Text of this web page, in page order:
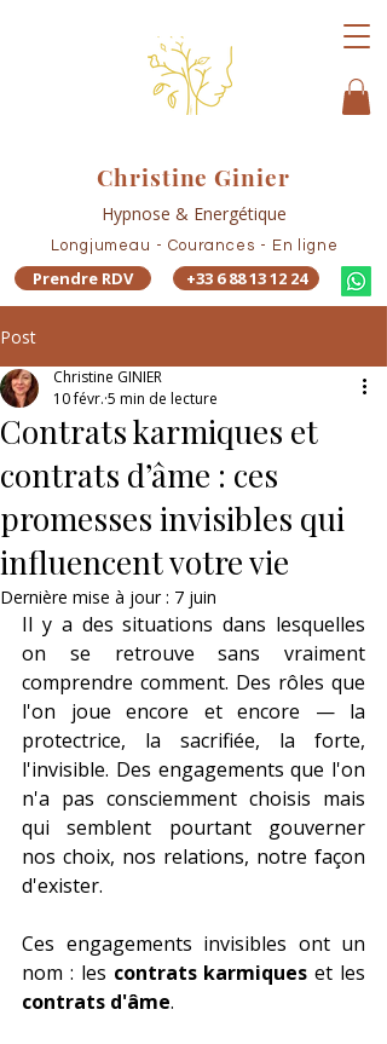
Christine Ginier
Hypnose & Energétique
Longjumeau - Courances - En ligne
Prendre RDV +33 6 88 13 12 24
Post
Contrats karmiques et
contrats d’âme : ces
promesses invisibles qui
influencent votre vie
Christine GINIER
10 févr. 5 min de lecture
Dernière mise à jour : 7 juin
Il y a des situations dans lesquelles
on se retrouve sans vraiment
comprendre comment. Des rôles que
l'on joue encore et encore — la
protectrice, la sacrifiée, la forte,
l'invisible. Des engagements que l'on
n'a pas consciemment choisis mais
qui semblent pourtant gouverner
nos choix, nos relations, notre façon
d'exister.
Ces engagements invisibles ont un
nom : les contrats karmiques
contrats d'âme.